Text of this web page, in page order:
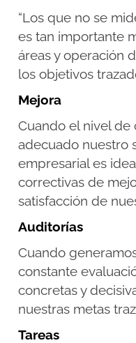
“Los que no se
es tan importante
áreas y operación
los objetivos
Mejora
Cuando el nivel
adecuado nuestro
empresarial es
correctivas de
satisfacción de
Auditorías
Cuando
constante
concretas y
nuestras metas
Tareas